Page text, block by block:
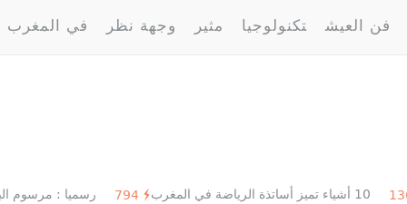
فن العيش تكنولوجيا مثير وجهة نظر في المغرب
10 أشياء تميز أساتذة الرياضة في المغرب رسميا : مرسوم